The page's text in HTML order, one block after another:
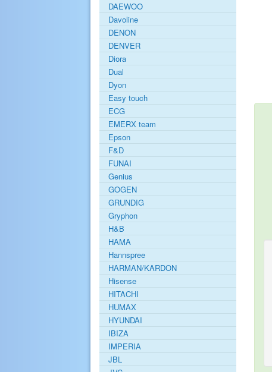
DAEWOO
Davoline
DENON
DENVER
Diora
Dual
Dyon
Easy touch
ECG
EMERX team
Epson
F&D
FUNAI
Genius
GOGEN
GRUNDIG
Gryphon
H&B
HAMA
Hannspree
HARMAN/KARDON
Hisense
HITACHI
HUMAX
HYUNDAI
IBIZA
IMPERIA
JBL